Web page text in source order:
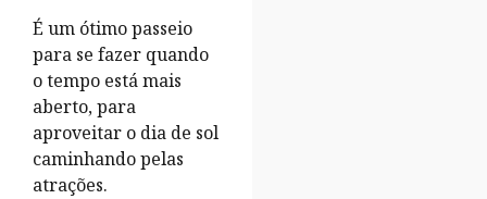
É um ótimo passeio
para se fazer quando
o tempo está mais
aberto, para
aproveitar o dia de sol
caminhando pelas
atrações.